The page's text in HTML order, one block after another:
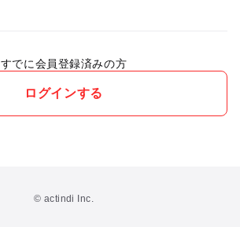
すでに会員登録済みの方
ログインする
© actindi Inc.